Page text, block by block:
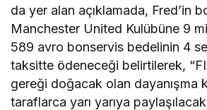
da yer alan açıklamada, Fred’in
Manchester United Kulübüne 9
589 avro bonservis bedelinin 4
taksitte ödeneceği belirtilerek,
gereği doğacak olan dayanışma
taraflarca yarı yarıya